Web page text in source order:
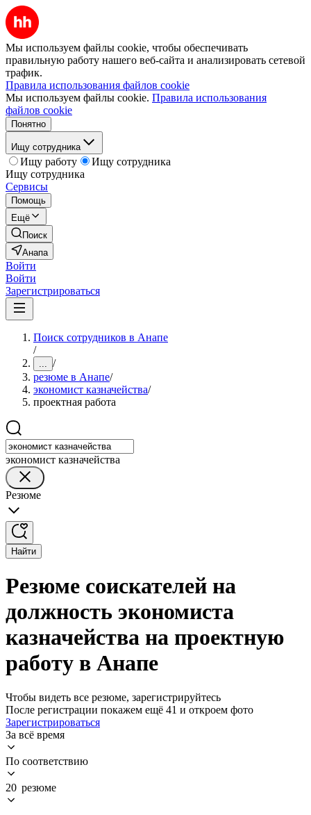
Мы используем файлы cookie, чтобы обеспечивать
правильную работу нашего веб-сайта и анализировать сетевой
трафик.
Правила использования файлов cookie
Мы используем файлы cookie. Правила использования
файлов cookie
Понятно
Ищу сотрудника
Ищу работу
Ищу сотрудника
Ищу сотрудника
Сервисы
Помощь
Ещё
Поиск
Анапа
Войти
Войти
Зарегистрироваться
Поиск сотрудников в Анапе
/
... /
резюме в Анапе/
экономист казначейства/
проектная работа
экономист казначейства
Резюме
Найти
Резюме соискателей на
должность экономиста
казначейства на проектную
работу в Анапе
Чтобы видеть все резюме, зарегистрируйтесь
После регистрации покажем ещё 41 и откроем фото
Зарегистрироваться
За всё время
По соответствию
20 резюме